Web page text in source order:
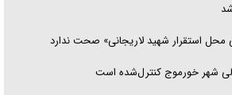
محل استقرار شهید لاریجانی» صحت ندارد
شهر خورموج کنترل‌شده است